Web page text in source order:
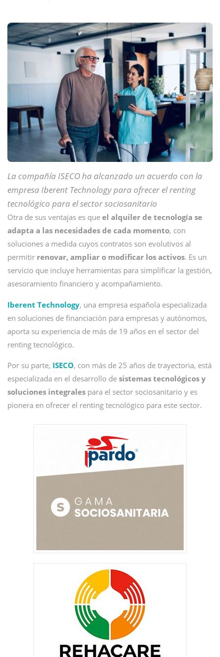
La compañía ISECO ha alcanzado un acuerdo con la
empresa Iberent Technology para ofrecer el renting
tecnológico para el sector sociosanitario
Otra de sus ventajas es que el alquiler de tecnología se
adapta a las necesidades de cada momento, con
soluciones a medida cuyos contratos son evolutivos al
permitir renovar, ampliar o modificar los activos. Es un
servicio que incluye herramientas para simplificar la gestión,
asesoramiento financiero y acompañamiento.
Iberent Technology, una empresa española especializada
en soluciones de financiación para empresas y autónomos,
aporta su experiencia de más de 19 años en el sector del
renting tecnológico.
Por su parte, ISECO, con más de 25 años de trayectoria, está
especializada en el desarrollo de sistemas tecnológicos y
soluciones integrales para el sector sociosanitario y es
pionera en ofrecer el renting tecnológico para este sector.